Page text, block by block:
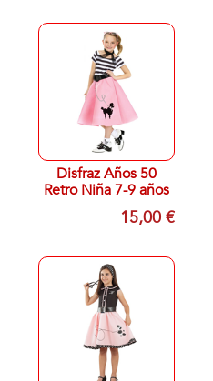
Disfraz Años 50
Retro Niña 7-9 años
15,00 €